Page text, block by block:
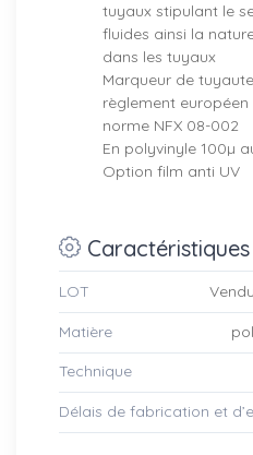
tuyaux stipulant le
fluides ainsi la
dans les tuyaux
Marqueur de
règlement européen
norme NFX 08-002
En polyvinyle 100µ
Option film anti UV
LOT
Matière
Technique
Délais de fabrication et